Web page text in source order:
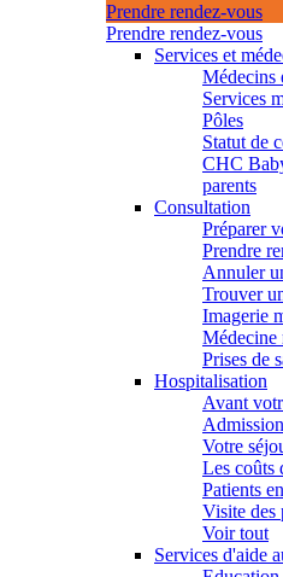
Prendre rendez-vous
Prendre rendez-vous
Services et
Médecins
Services
Pôles
Statut de
CHC
parents
Consultation
Préparer
Prendre
Annuler
Trouver
Imagerie
Médecine
Prises de
Hospitalisation
Avant
Admission
Votre
Les coûts
Patients
Visite des
Voir tout
Services d'aide